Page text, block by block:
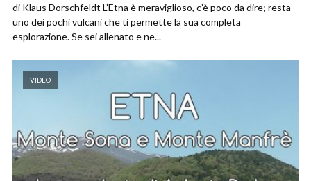
di Klaus Dorschfeldt L’Etna è meraviglioso, c’è poco da dire; resta
uno dei pochi vulcani che ti permette la sua completa
esplorazione. Se sei allenato e ne...
VIDEO